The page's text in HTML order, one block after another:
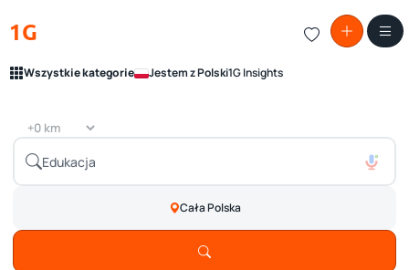
1G
Wszystkie kategorie Jestem z Polski1G Insights
Cała Polska